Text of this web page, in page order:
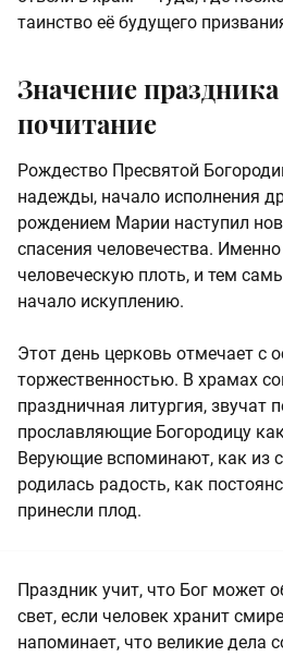
таинство её будущего
Значение
почитание
Рождество Пресвятой
надежды, начало исполнения
рождением Марии наступил
спасения человечества.
человеческую плоть, и тем
начало искуплению.
Этот день церковь отмечает с
торжественностью. В храмах
праздничная литургия, звучат
прославляющие Богородицу
Верующие вспоминают, как из
родилась радость, как
принесли плод.
Праздник учит, что Бог может
свет, если человек хранит
напоминает, что великие дела